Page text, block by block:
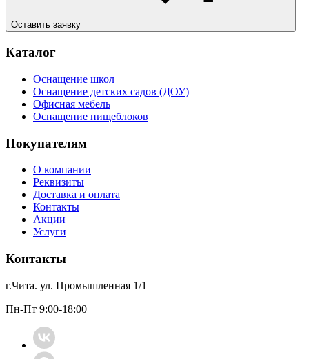
Оставить заявку
Каталог
Оснащение школ
Оснащение детских садов (ДОУ)
Офисная мебель
Оснащение пищеблоков
Покупателям
О компании
Реквизиты
Доставка и оплата
Контакты
Акции
Услуги
Контакты
г.Чита. ул. Промышленная 1/1
Пн-Пт 9:00-18:00